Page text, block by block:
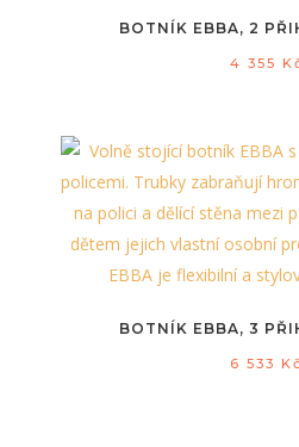
BOTNÍK EBBA, 2
4 355
BOTNÍK EBBA, 3
6 533 Kč